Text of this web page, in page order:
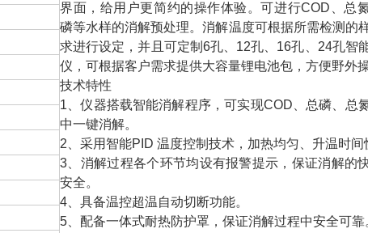
界面，给用户更简约的操作体验。可进行COD、总
磷等水样的消解预处理。消解温度可根据所需检测的
求进行设定，并且可定制6孔、12孔、16孔、24孔智
仪，可根据客户需求提供大容量锂电池包，方便野外
技术特性
1、仪器搭载智能消解程序，可实现COD、总磷、总
中一键消解。
2、采用智能PID 温度控制技术，加热均匀、升温时间
3、消解过程各个环节均设有报警提示，保证消解的
安全。
4、具备温控超温自动切断功能。
5、配备一体式耐热防护罩，保证消解过程中安全可靠